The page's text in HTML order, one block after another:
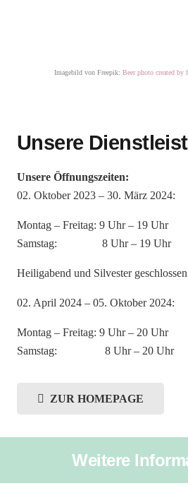
Imagebild von Freepik: Beer photo created by
Unsere
Unsere Öffnungszeiten:
02. Oktober 2023 – 30. März 2024:
Montag – Freitag: 9 Uhr – 19 Uhr
Samstag: 8 Uhr – 19 Uhr
Heiligabend und Silvester
02. April 2024 – 05. Oktober 2024:
Montag – Freitag: 9 Uhr – 20 Uhr
Samstag: 8 Uhr – 20 Uhr
ZUR HOMEPAGE
Weitere